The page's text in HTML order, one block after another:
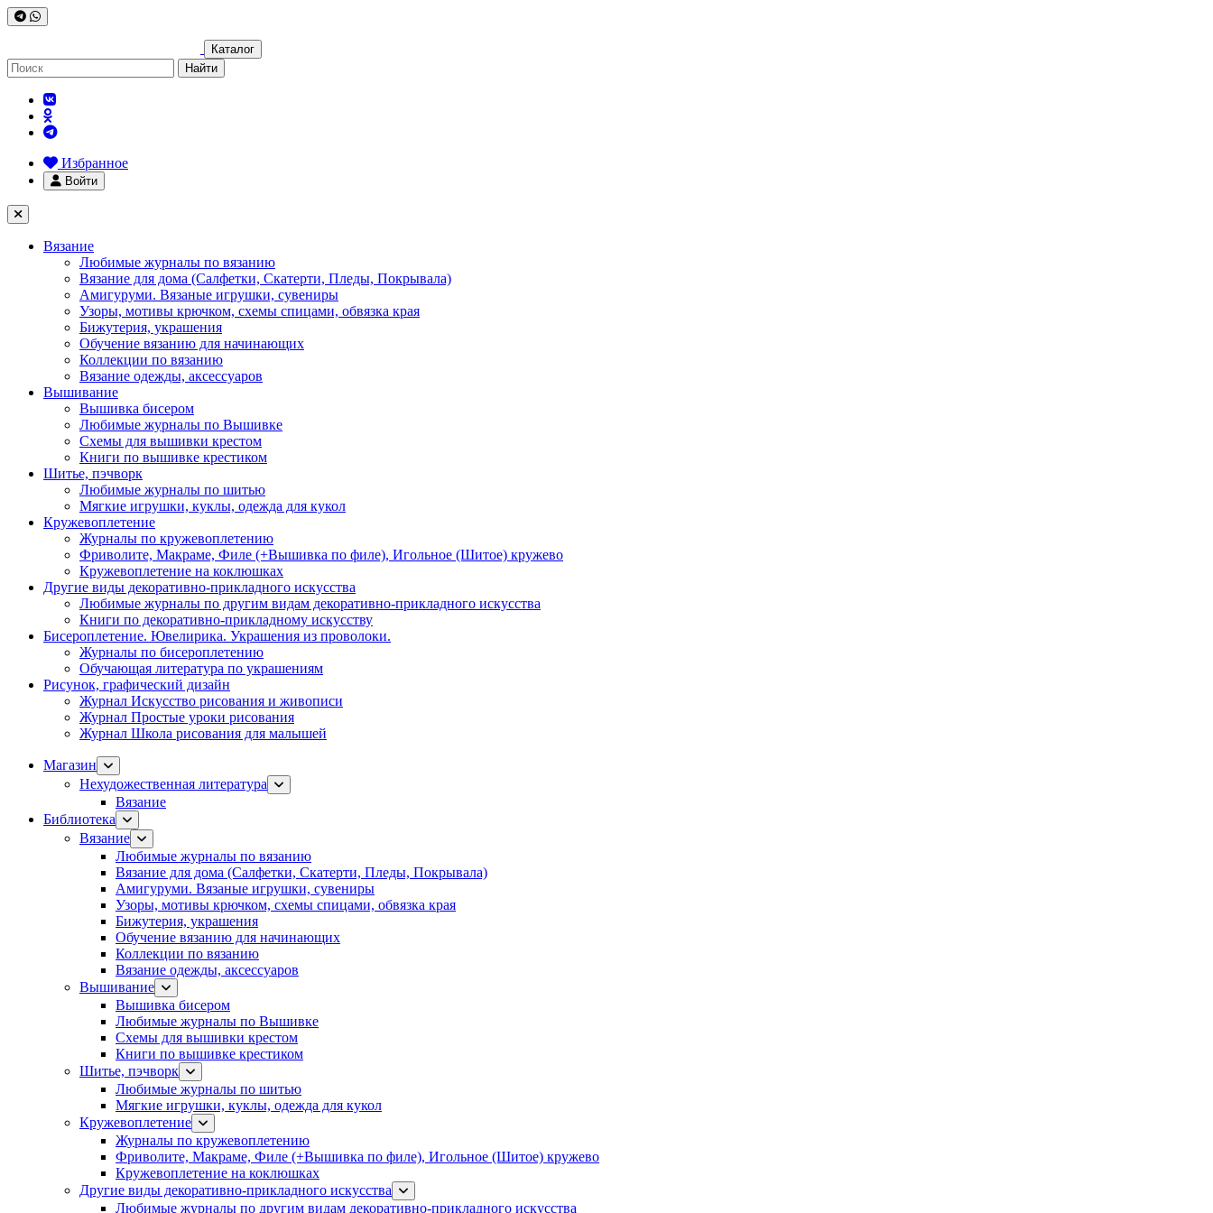
Каталог
Найти
Избранное
Войти
Вязание
Любимые журналы по вязанию
Вязание для дома (Салфетки, Скатерти, Пледы, Покрывала)
Амигуруми. Вязаные игрушки, сувениры
Узоры, мотивы крючком, схемы спицами, обвязка края
Бижутерия, украшения
Обучение вязанию для начинающих
Коллекции по вязанию
Вязание одежды, аксессуаров
Вышивание
Вышивка бисером
Любимые журналы по Вышивке
Схемы для вышивки крестом
Книги по вышивке крестиком
Шитье, пэчворк
Любимые журналы по шитью
Мягкие игрушки, куклы, одежда для кукол
Кружевоплетение
Журналы по кружевоплетению
Фриволите, Макраме, Филе (+Вышивка по филе), Игольное (Шитое) кружево
Кружевоплетение на коклюшках
Другие виды декоративно-прикладного искусства
Любимые журналы по другим видам декоративно-прикладного искусства
Книги по декоративно-прикладному искусству
Бисероплетение. Ювелирика. Украшения из проволоки.
Журналы по бисероплетению
Обучающая литература по украшениям
Рисунок, графический дизайн
Журнал Искусство рисования и живописи
Журнал Простые уроки рисования
Журнал Школа рисования для малышей
Магазин
Нехудожественная литература
Вязание
Библиотека
Вязание
Любимые журналы по вязанию
Вязание для дома (Салфетки, Скатерти, Пледы, Покрывала)
Амигуруми. Вязаные игрушки, сувениры
Узоры, мотивы крючком, схемы спицами, обвязка края
Бижутерия, украшения
Обучение вязанию для начинающих
Коллекции по вязанию
Вязание одежды, аксессуаров
Вышивание
Вышивка бисером
Любимые журналы по Вышивке
Схемы для вышивки крестом
Книги по вышивке крестиком
Шитье, пэчворк
Любимые журналы по шитью
Мягкие игрушки, куклы, одежда для кукол
Кружевоплетение
Журналы по кружевоплетению
Фриволите, Макраме, Филе (+Вышивка по филе), Игольное (Шитое) кружево
Кружевоплетение на коклюшках
Другие виды декоративно-прикладного искусства
Любимые журналы по другим видам декоративно-прикладного искусства